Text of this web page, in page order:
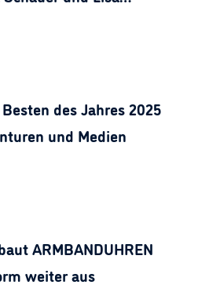
des Jahres 2025
und Medien
ARMBANDUHREN
weiter aus